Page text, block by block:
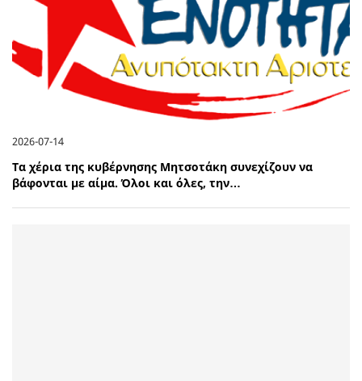
2026-07-14
Τα χέρια της κυβέρνησης Μητσοτάκη συνεχίζουν να
βάφονται με αίμα. Όλοι και όλες, την…